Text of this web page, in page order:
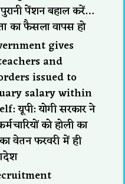
पेंशन बहाल करें…
का फैसला वापस हो
gives
and
issued to
salary within
यूपी: योगी सरकार ने
को होली का
वेतन फरवरी में ही